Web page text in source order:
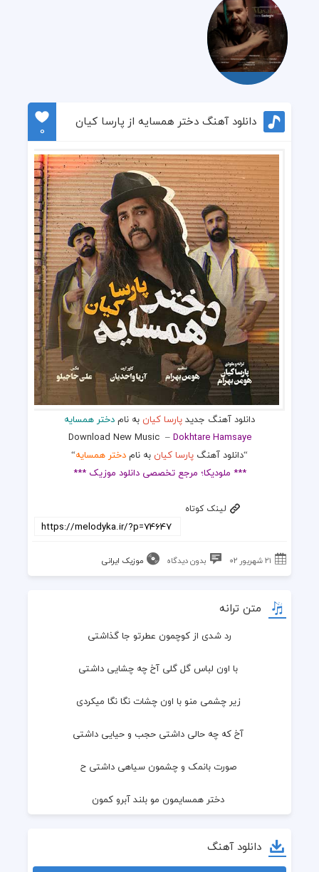
دانلود آهنگ دختر همسایه از پارسا کیان
0
دانلود آهنگ جدیدپارسا کیان به نامدختر همسایه
Download New Music –Dokhtare Hamsaye
“دانلود آهنگ پارسا کیان به نامدختر همسایه“
*** ملودیکا؛ مرجع تخصصی دانلود موزیک ***
لینک کوتاه
۲۱ شهریور ۰۲ بدون دیدگاه موزیک ایرانی
متن ترانه
رد شدی از کوچمون عطرتو جا گذاشتی
با اون لباس گل گلی آخ چه چشایی داشتی
زیر چشمی منو با اون چشات نگا نگا میکردی
آخ که چه حالی داشتی حجب و حیایی داشتی
صورت بانمک و چشمون سیاهی داشتی ح
دختر همسایمون مو بلند آبرو کمون
دختر همسایمون چشمات رنگ آسمون
دانلود آهنگ